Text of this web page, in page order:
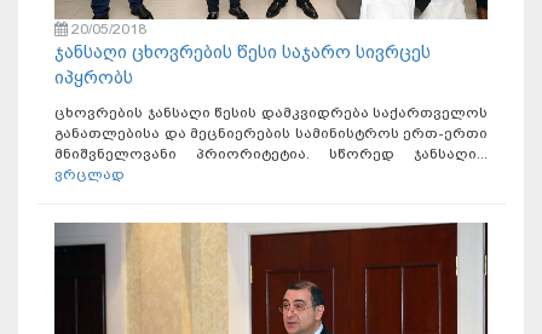
20/05/2018
ჯანსაღი ცხოვრების წესი საჯარო სივრცეს
იპყრობს
ცხოვრების ჯანსაღი წესის დამკვიდრება საქართველოს
განათლებისა და მეცნიერების სამინისტროს ერთ-ერთი
მნიშვნელოვანი პრიორიტეტია. სწორედ ჯანსაღი...
ვრცლად